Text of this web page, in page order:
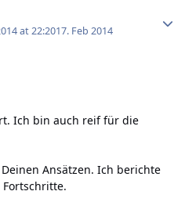
at 22:2017. Feb 2014
Ich bin auch reif für die
Ansätzen. Ich berichte